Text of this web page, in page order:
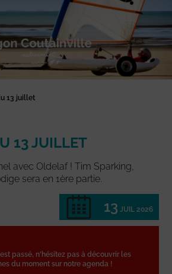
13 juillet
13 JUILLET
avec Oldelaf ! Tim Sparking,
sera en 1ère partie.
13 JUIL 2026
passé, n'hésitez pas à découvrir les
du moment sur notre agenda !